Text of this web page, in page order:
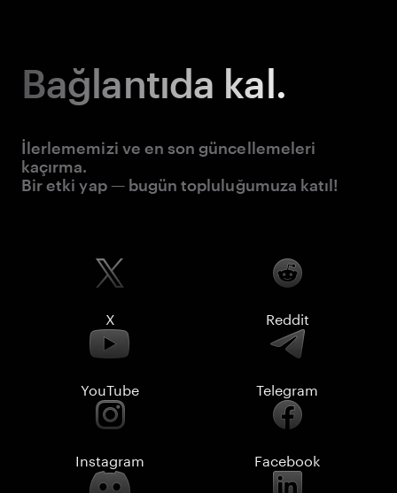
Bağlantıda kal.
İlerlememizi ve en son güncellemeleri
kaçırma.
Bir etki yap — bugün topluluğumuza katıl!
X Reddit
YouTube Telegram
Instagram Facebook